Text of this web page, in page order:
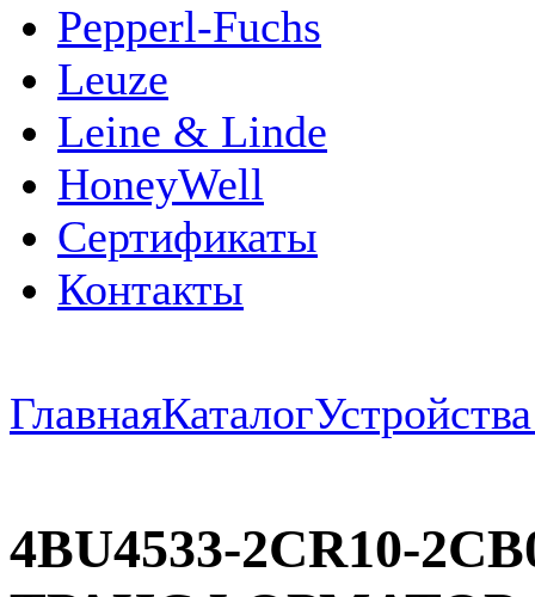
Pepperl-Fuchs
Leuze
Leine & Linde
HoneyWell
Сертификаты
Контакты
ГлавнаяКаталог
4BU4533-2CR10-